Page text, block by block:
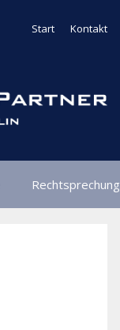
Start Kontakt
Rechtsprechung